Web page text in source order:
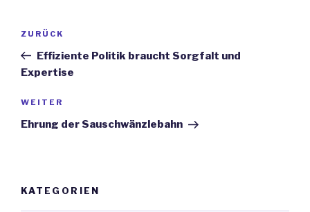
Beitrags-
Vorheriger
Beitrag
ZURÜCK
Effiziente Politik braucht Sorgfalt und
Expertise
Nächster
Beitrag
WEITER
Ehrung der Sauschwänzlebahn
KATEGORIEN